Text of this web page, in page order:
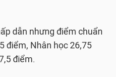
dẫn nhưng điểm chuẩn
điểm, Nhân học 26,75
điểm.